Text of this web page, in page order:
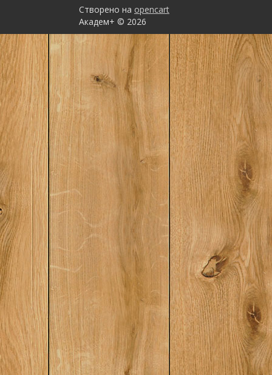
Створено на opencart
Академ+ © 2026